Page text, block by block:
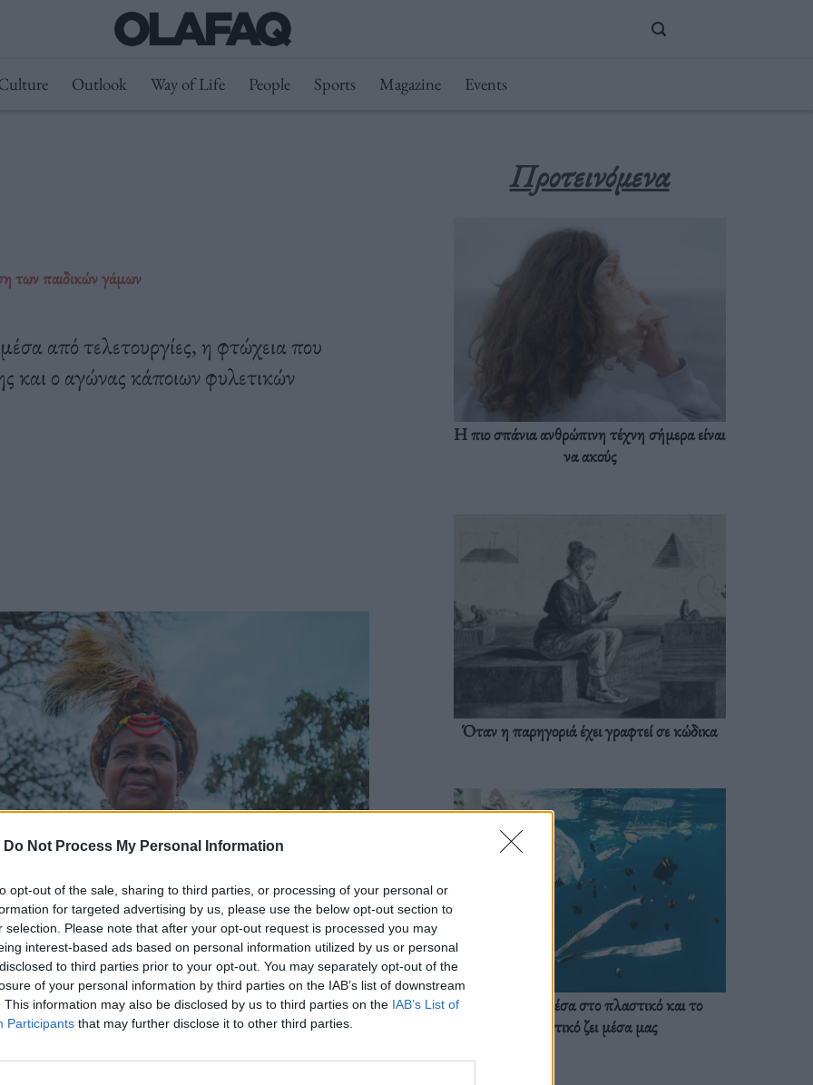
Do Not Process My Personal Information
opt-out of the sale, sharing to third parties, or processing of your personal or
for targeted advertising by us, please use the below opt-out section to
selection. Please note that after your opt-out request is processed you may
interest-based ads based on personal information utilized by us or personal
to third parties prior to your opt-out. You may separately opt-out of the
of your personal information by third parties on the IAB’s list of downstream
This information may also be disclosed by us to third parties on the IAB’s List of
Participants that may further disclose it to other third parties.
Outlook Way of Life People Sports Magazine Events
των παιδικών γάμων
από τελετουργίες, η φτώχεια που
και ο αγώνας κάποιων φυλετικών
Προτεινόμενα
Η πιο σπάνια ανθρώπινη τέχνη σήμερα είναι
να ακούς
Όταν η παρηγοριά έχει γραφτεί σε κώδικα
Ζούμε ήδη μέσα στο πλαστικό και το
πλαστικό ζει μέσα μας